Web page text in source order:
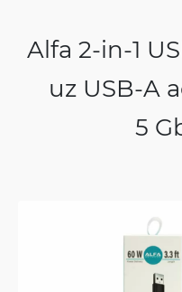
Alfa 2-in-1
uz USB-A
5